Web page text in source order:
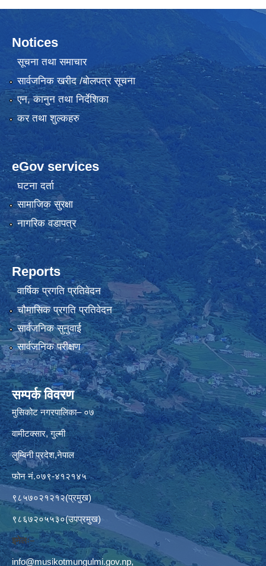
Notices
सूचना तथा समाचार
सार्वजनिक खरीद /बोलपत्र सूचना
एन, कानुन तथा निर्देशिका
कर तथा शुल्कहरु
eGov services
घटना दर्ता
सामाजिक सुरक्षा
नागरिक वडापत्र
Reports
वार्षिक प्रगति प्रतिवेदन
चौमासिक प्रगति प्रतिवेदन
सार्वजनिक सुनुवाई
सार्वजनिक परीक्षण
सम्पर्क विवरण
मुसिकोट नगरपालिका– ०७
वामीटक्सार, गुल्मी
लुम्बिनी प्रदेश,नेपाल
फोन नं.०७९-४१२१४५
९८५७०२१२१२(प्रमुख)
९८६७२०५५३०(उपप्रमुख)
इमेलः–
info@musikotmungulmi.gov.np,